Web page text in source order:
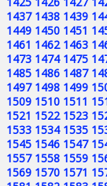
1437 1438 1439
1449 1450 1451
1461 1462 1463
1473 1474 1475
1485 1486 1487
1497 1498 1499
1509 1510 1511
1521 1522 1523
1533 1534 1535
1545 1546 1547
1557 1558 1559
1569 1570 1571